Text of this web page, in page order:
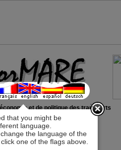
that you might be
language.
the language of the
one of the flags above.
x
et de politique des transports